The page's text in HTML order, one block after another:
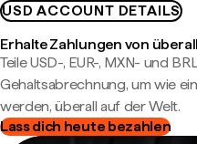
USD ACCOUNT DETAILS
Erhalte Zahlungen von überall
Teile USD-, EUR-, MXN- und
Gehaltsabrechnung, um wie
werden, überall auf der Welt.
Lass dich heute bezahlen